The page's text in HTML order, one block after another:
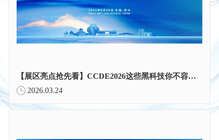
【展区亮点抢先看】CCDE2026这些黑科技你不容错过！
2026.03.24